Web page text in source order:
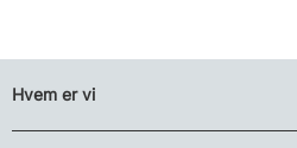
Hvem er vi